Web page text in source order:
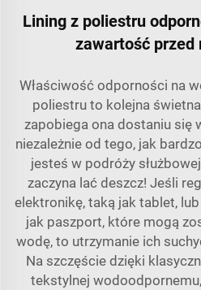
Lining z poliestru
zawartość przed
Właściwość odporności na
poliestru to kolejna
zapobiega ona dostaniu się
niezależnie od tego, jak
jesteś w podróży
zaczyna lać deszcz! Jeśli
elektronikę, taką jak tablet,
jak paszport, które mogą
wodę, to utrzymanie ich
Na szczęście dzięki
tekstylnej